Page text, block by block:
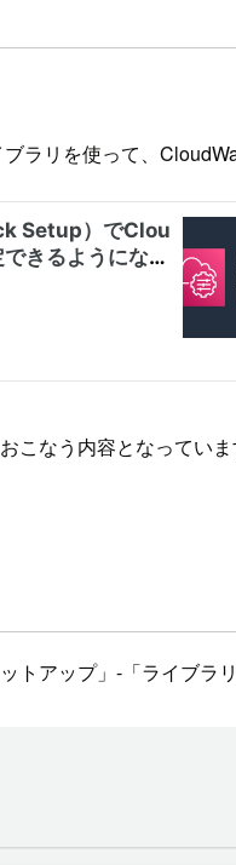
ラリを使って、
こなう内容となってい
トアップ」-「ライブ